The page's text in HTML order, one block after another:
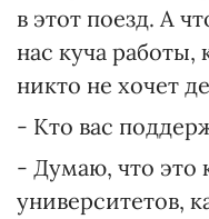
в этот поезд. А
нас куча
никто не хочет
- Кто вас
- Думаю, что это
университетов,